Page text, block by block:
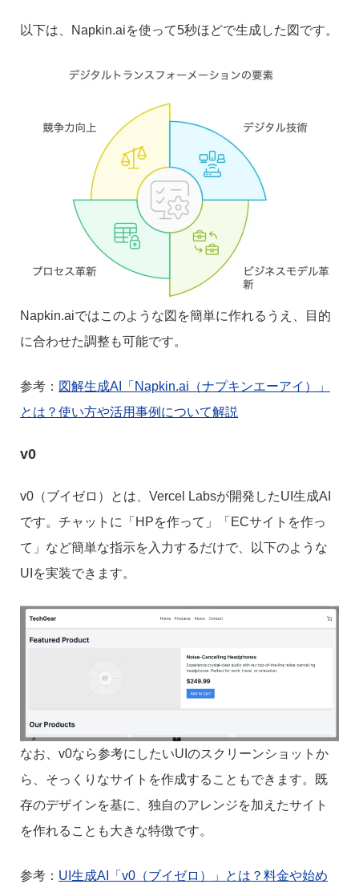
以下は、Napkin.aiを使って5秒ほどで生成した図です。
Napkin.aiではこのような図を簡単に作れるうえ、目的
に合わせた調整も可能です。
参考： 図解生成AI「Napkin.ai（ナプキンエーアイ）」
とは？使い方や活用事例について解説
v0
v0（ブイゼロ）とは、Vercel Labsが開発したUI生成AI
です。チャットに「HPを作って」「ECサイトを作っ
て」など簡単な指示を入力するだけで、以下のような
UIを実装できます。
なお、v0なら参考にしたいUIのスクリーンショットか
ら、そっくりなサイトを作成することもできます。既
存のデザインを基に、独自のアレンジを加えたサイト
を作れることも大きな特徴です。
参考： UI生成AI「v0（ブイゼロ）」とは？料金や始め